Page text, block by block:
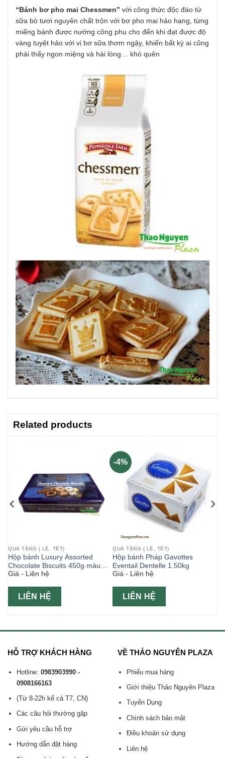
“Bánh bơ pho mai Chessmen” với công thức độc đáo từ
sữa bò tươi nguyên chất trộn với bơ pho mai hảo hạng, từng
miếng bánh được nướng công phu cho đến khi đạt được độ
vàng tuyệt hảo với vị bơ sữa thơm ngậy, khiến bất kỳ ai cũng
phải thấy ngon miệng và hài lòng… khó quên
Related products
QUÀ TẶNG ( LỄ, TẾT)
Hộp bánh Luxury Assorted
Chocolate Biscuits 450g màu
xanh
Giá - Liên hệ
LIÊN HỆ
-4%
QUÀ TẶNG ( LỄ, TẾT)
Hộp bánh Pháp Gavottes
Eventail Dentelle 1.50kg
Giá - Liên hệ
LIÊN HỆ
HỖ TRỢ KHÁCH HÀNG
Hotline: 0983903990 -
0908166163
(Từ 8-22h kể cả T7, CN)
Các câu hỏi thường gặp
Gửi yêu cầu hỗ trợ
Hướng dẫn đặt hàng
VỀ THẢO NGUYÊN PLAZA
Phiếu mua hàng
Giới thiệu Thảo Nguyên Plaza
Tuyển Dụng
Chính sách bảo mật
Điều khoản sử dụng
Liên hệ